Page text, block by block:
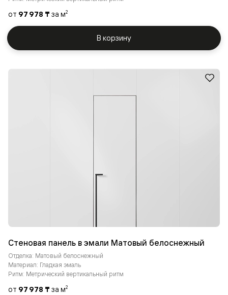
от 97 978 ₸ за м2
В корзину
Стеновая панель в эмали Матовый белоснежный
Отделка: Матовый белоснежный
Материал: Гладкая эмаль
Ритм: Метрический вертикальный ритм
от 97 978 ₸ за м2